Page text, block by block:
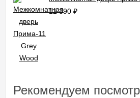
12 390 ₽
Рекомендуем